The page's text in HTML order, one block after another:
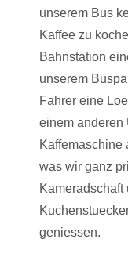
unserem Bus
Kaffee zu
Bahnstation
unserem
Fahrer eine
einem anderen
Kaffemaschine
was wir ganz
geniessen.